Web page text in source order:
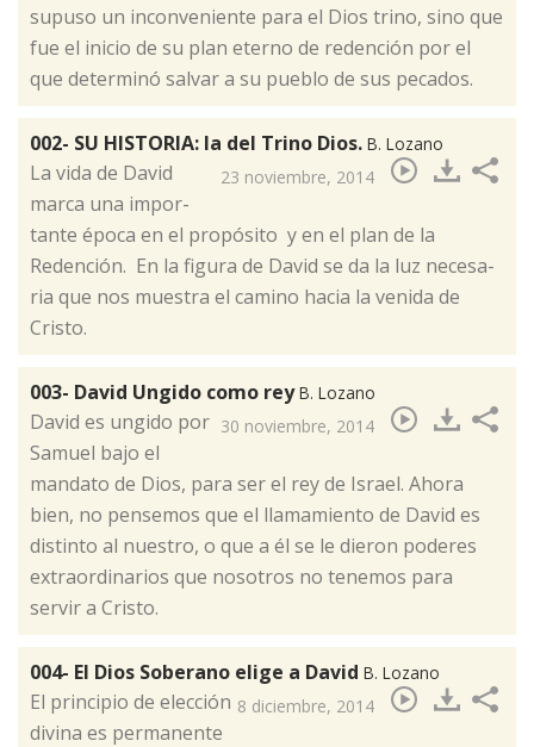
supuso un inconveniente para el Dios trino, sino que
fue el inicio de su plan eterno de redención por el
que determinó salvar a su pueblo de sus pecados.
002- SU HISTORIA: la del Trino Dios. B. Lozano
23 noviembre, 2014
​
La vi­da de Da­vid
mar­ca una im­por­
tan­te épo­ca en el pro­pó­si­to y en el plan de la
Redención. En la fi­gu­ra de Da­vid se da la luz ne­ce­sa­
ria que nos muestra el camino hacia la ve­ni­da de
Cristo.
003- David Ungido como reyB. Lozano
30 noviembre, 2014
​David es ungido por
Samuel bajo el
mandato de Dios, para ser el rey de Israel. Ahora
bien, no pensemos que el llamamiento de David es
distinto al nuestro, o que a él se le dieron poderes
extraordinarios que nosotros no tenemos para
servir a Cristo.
004- El Dios Soberano elige a David B. Lozano
8 diciembre, 2014
El prin­ci­pio de elec­ción
di­vi­na es per­ma­nen­te